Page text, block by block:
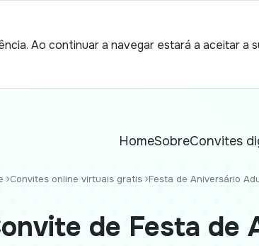
Ao continuar a navegar estará a aceitar a
HomeSobreConvites
Convites online virtuais gratis Festa de Aniversário
de Festa de